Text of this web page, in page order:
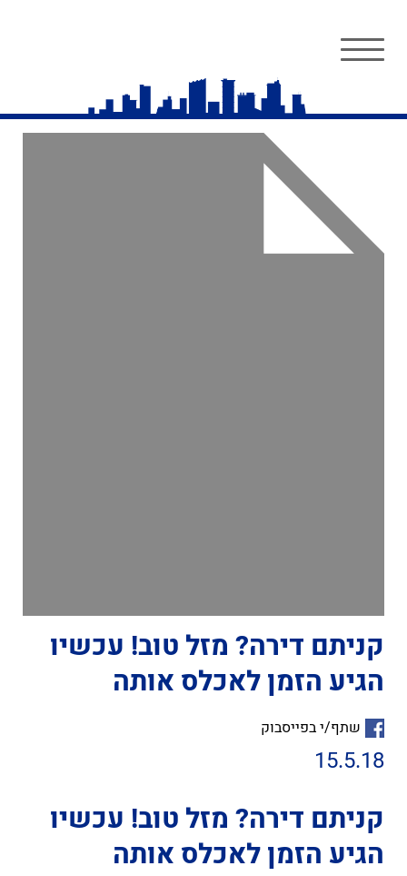
קניתם דירה? מזל טוב! עכשיו
הגיע הזמן לאכלס אותה
שתף/י בפייסבוק
15.5.18
קניתם דירה? מזל טוב! עכשיו
הגיע הזמן לאכלס אותה